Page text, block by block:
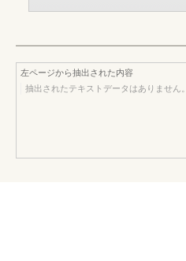
左ページから抽出された内容
抽出されたテキストデータはありません。